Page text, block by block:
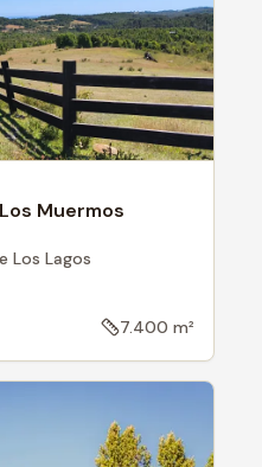
Muermos
Los Lagos
7.400 m²